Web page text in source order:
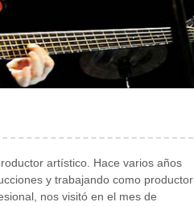
artístico. Hace varios años
y trabajando como productor
nos visitó en el mes de